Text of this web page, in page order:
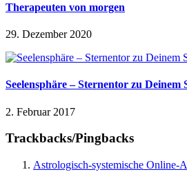
Therapeuten von morgen
29. Dezember 2020
Seelensphäre – Sternentor zu Deinem
2. Februar 2017
Trackbacks/Pingbacks
Astrologisch-systemische Online-